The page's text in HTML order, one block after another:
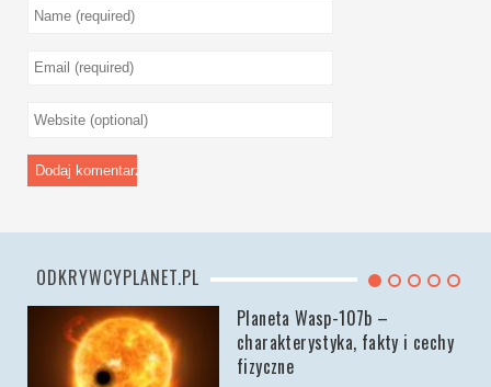
ODKRYWCYPLANET.PL
Planeta Wasp-107b –
charakterystyka, fakty i cechy
fizyczne